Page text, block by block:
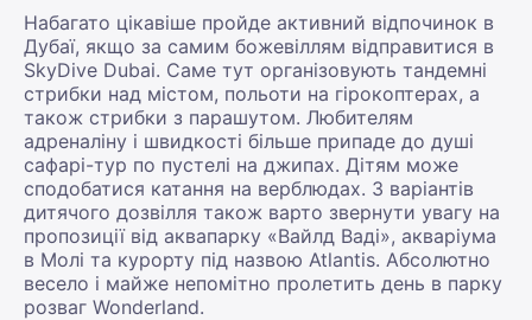
Набагато цікавіше пройде активний відпочинок в
Дубаї, якщо за самим божевіллям відправитися в
SkyDive Dubai. Саме тут організовують тандемні
стрибки над містом, польоти на гірокоптерах, а
також стрибки з парашутом. Любителям
адреналіну і швидкості більше припаде до душі
сафарі-тур по пустелі на джипах. Дітям може
сподобатися катання на верблюдах. З варіантів
дитячого дозвілля також варто звернути увагу на
пропозиції від аквапарку «Вайлд Ваді», акваріума
в Молі та курорту під назвою Atlantis. Абсолютно
весело і майже непомітно пролетить день в парку
розваг Wonderland.